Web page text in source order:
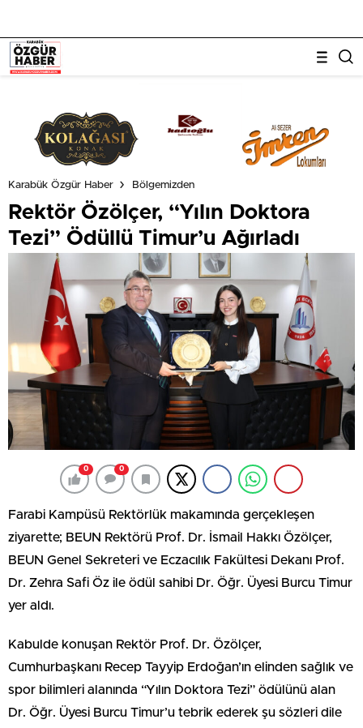
Karabük Özgür Haber Bölgemizden
Rektör Özölçer, “Yılın Doktora
Tezi” Ödüllü Timur’u Ağırladı
0 0
Farabi Kampüsü Rektörlük makamında gerçekleşen
ziyarette; BEUN Rektörü Prof. Dr. İsmail Hakkı Özölçer,
BEUN Genel Sekreteri ve Eczacılık Fakültesi Dekanı Prof.
Dr. Zehra Safi Öz ile ödül sahibi Dr. Öğr. Üyesi Burcu Timur
yer aldı.
Kabulde konuşan Rektör Prof. Dr. Özölçer,
Cumhurbaşkanı Recep Tayyip Erdoğan’ın elinden sağlık ve
spor bilimleri alanında “Yılın Doktora Tezi” ödülünü alan
Dr. Öğr. Üyesi Burcu Timur’u tebrik ederek şu sözleri dile